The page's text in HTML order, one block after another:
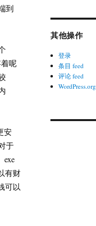
到
呢
安
于
exe
有财
可以
其他操作
登录
条目 feed
评论 feed
WordPress.org